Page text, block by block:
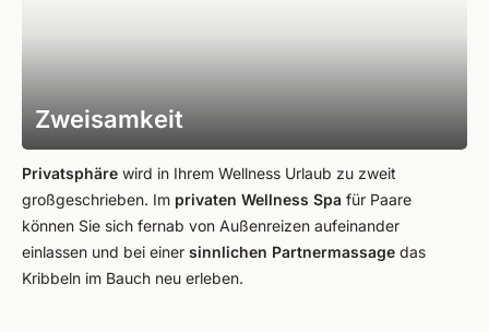
Zweisamkeit
Privatsphäre wird in Ihrem Wellness Urlaub zu zweit
großgeschrieben. Im privaten Wellness Spa für Paare
können Sie sich fernab von Außenreizen aufeinander
einlassen und bei einer sinnlichen Partnermassage das
Kribbeln im Bauch neu erleben.